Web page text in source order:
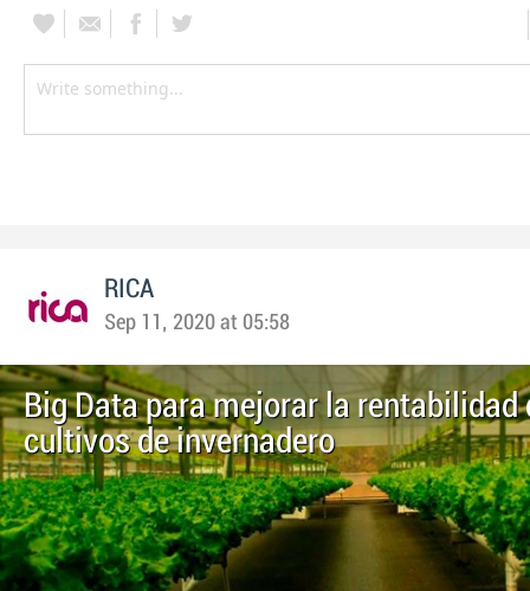
RICA
Sep 11, 2020 at 05:58
Big Data para mejorar la rentabilidad
cultivos de invernadero